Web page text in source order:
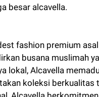
besar alcavella.
fashion premium
busana muslimah
lokal, Alcavella
koleksi berkualitas